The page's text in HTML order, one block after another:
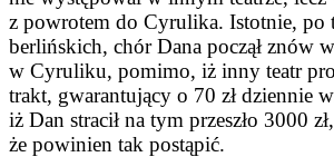
z powrotem do Cyrulika. Istotnie, po
berlińskich, chór Dana począł znów
w Cyruliku, pomimo, iż inny teatr
trakt, gwarantujący o 70 zł dzien­nie
iż Dan stracił na tym przeszło 3000
że powinien tak postąpić.